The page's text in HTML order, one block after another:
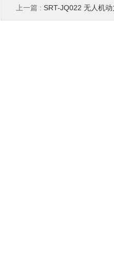
上一篇 : SRT-JQ022 无人机动力测